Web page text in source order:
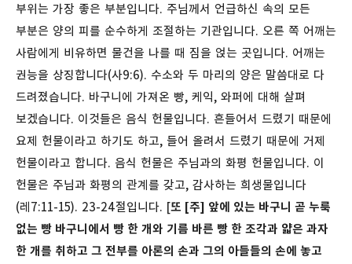
부위는 가장 좋은 부분입니다. 주님께서 언급하신 속의 모든
부분은 양의 피를 순수하게 조절하는 기관입니다. 오른 쪽 어깨는
사람에게 비유하면 물건을 나를 때 짐을 얹는 곳입니다. 어깨는
권능을 상징합니다(사9:6). 수소와 두 마리의 양은 말씀대로 다
드려졌습니다. 바구니에 가져온 빵, 케익, 와퍼에 대해 살펴
보겠습니다. 이것들은 음식 헌물입니다. 흔들어서 드렸기 때문에
요제 헌물이라고 하기도 하고, 들어 올려서 드렸기 때문에 거제
헌물이라고 합니다. 음식 헌물은 주님과의 화평 헌물입니다. 이
헌물은 주님과 화평의 관계를 갖고, 감사하는 희생물입니다
(레7:11-15). 23-24절입니다. [또 [주] 앞에 있는 바구니 곧 누룩
없는 빵 바구니에서 빵 한 개와 기름 바른 빵 한 조각과 얇은 과자
한 개를 취하고 그 전부를 아론의 손과 그의 아들들의 손에 놓고